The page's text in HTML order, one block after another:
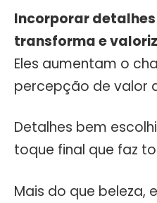
Incorporar
transforma e
Eles aumentam o
percepção de valor
Detalhes bem
toque final que faz
Mais do que beleza,